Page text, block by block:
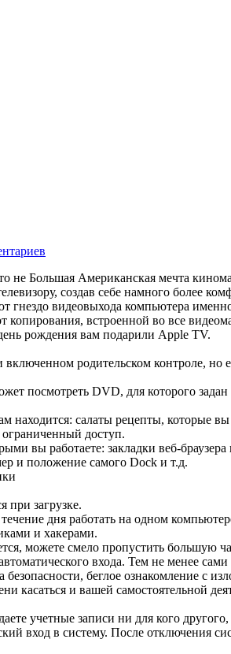
не Большая Американская мечта
создав себе намного более
видеовыхода компьютера
копирования, встроенной во все
рождения вам подарили Apple TV.
родительском контроле,
посмотреть DVD, для которого
находится: салаты рецепты, которые
доступ.
вы работаете: закладки веб-
и положение самого Dock и т.д.
при загрузке.
течение дня работать на одном
и хакерами.
можете смело пропустить большую
входа. Тем не менее
беглое ознакомление
касаться и вашей самостоятельной
учетные записи ни для кого
вход в систему. После отключения